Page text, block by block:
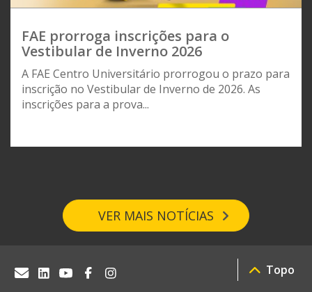
FAE prorroga inscrições para o
Vestibular de Inverno 2026
A FAE Centro Universitário prorrogou o prazo para
inscrição no Vestibular de Inverno de 2026. As
inscrições para a prova...
VER MAIS NOTÍCIAS
Topo